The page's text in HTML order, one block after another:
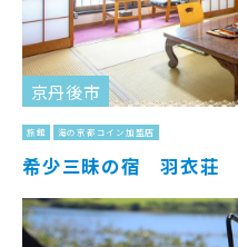
京丹後市
旅館 海の京都コイン加盟店
希少三昧の宿 羽衣荘